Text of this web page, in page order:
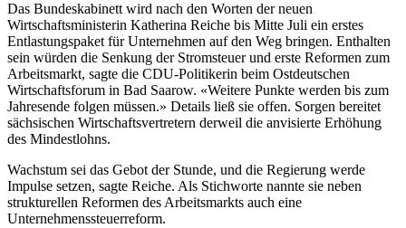
Das Bundeskabinett wird nach den Worten der neuen
Wirtschaftsministerin Katherina Reiche bis Mitte Juli ein erstes
Entlastungspaket für Unternehmen auf den Weg bringen. Enthalten
sein würden die Senkung der Stromsteuer und erste Reformen zum
Arbeitsmarkt, sagte die CDU-Politikerin beim Ostdeutschen
Wirtschaftsforum in Bad Saarow. «Weitere Punkte werden bis zum
Jahresende folgen müssen.» Details ließ sie offen. Sorgen bereitet
sächsischen Wirtschaftsvertretern derweil die anvisierte Erhöhung
des Mindestlohns.
Wachstum sei das Gebot der Stunde, und die Regierung werde
Impulse setzen, sagte Reiche. Als Stichworte nannte sie neben
strukturellen Reformen des Arbeitsmarkts auch eine
Unternehmenssteuerreform.